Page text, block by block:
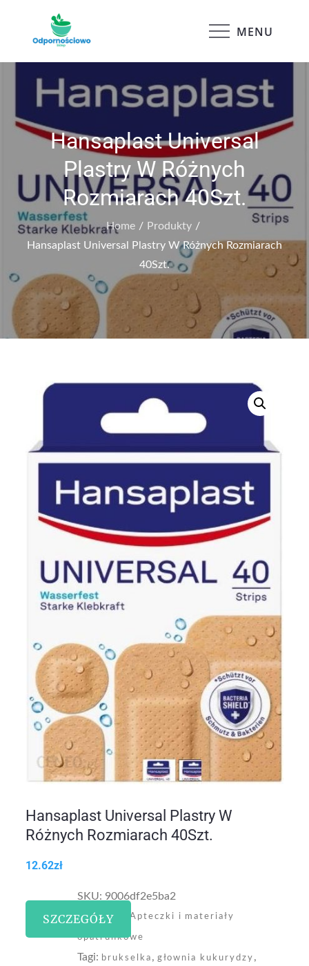
Odpornościowo MENU
Hansaplast Universal
Plastry W Różnych
Rozmiarach 40Szt.
Home
Produkty
Hansaplast Universal Plastry W Różnych Rozmiarach
40Szt.
Hansaplast Universal Plastry W
Różnych Rozmiarach 40Szt.
12.62zł
SZCZEGÓŁY
SKU: 9006df2e5ba2
Kategoria:
Apteczki i materiały
opatrunkowe
Tagi: brukselka , głownia kukurydzy ,